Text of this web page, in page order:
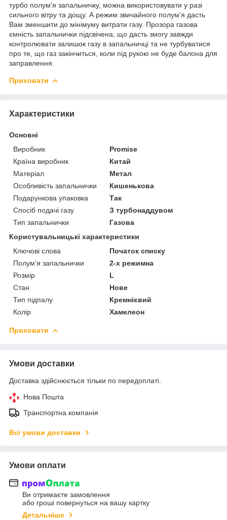
турбо полум'я запальничку, можна використовувати у разі
сильного вітру та дощу. А режим звичайного полум'я дасть
Вам зменшити до мінімуму витрати газу. Прозора газова
ємність запальнички підсвічена, що дасть змогу завжди
контролювати залишок газу в запальничці та не турбуватися
про те, що газ закінчиться, коли під рукою не буде балона для
заправлення.
Приховати
Характеристики
Основні
Виробник
Promise
Країна виробник
Китай
Матеріал
Метал
Особливість запальнички
Кишенькова
Подарункова упаковка
Так
Спосіб подачі газу
З турбонаддувом
Тип запальнички
Газова
Користувальницькі характеристики
Ключові слова
Початок списку
Полум'я запальнички
2-х режимна
Розмір
L
Стан
Нове
Тип підпалу
Кремнієвий
Колір
Хамелеон
Приховати
Умови доставки
Доставка здійснюється тільки по передоплаті.
Нова Пошта
Транспортна компанія
Всі умови доставки
Умови оплати
Ви отримаєте замовлення
або гроші повернуться на вашу картку
Детальніше